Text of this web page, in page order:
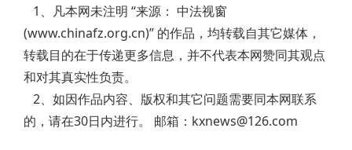
1、凡本网未注明 “来源： 中法视窗
(www.chinafz.org.cn)” 的作品，均转载自其它媒体，
转载目的在于传递更多信息，并不代表本网赞同其观点
和对其真实性负责。
2、如因作品内容、版权和其它问题需要同本网联系
的，请在30日内进行。 邮箱：kxnews@126.com